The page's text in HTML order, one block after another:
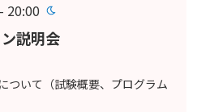
20:00
説明会
ついて（試験概要、プログラム